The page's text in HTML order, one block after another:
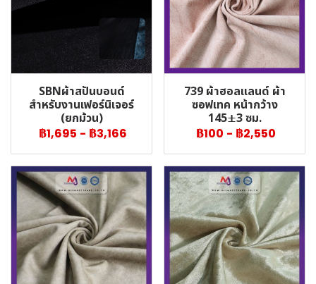
SBNผ้าสปันบอนด์
สำหรับงานเฟอร์นิเจอร์
(ยกม้วน)
฿1,695 - ฿3,166
739 ผ้าฮอลแลนด์ ผ้า
ซอฟเทค หน้ากว้าง
145±3 ซม.
฿100 - ฿2,550